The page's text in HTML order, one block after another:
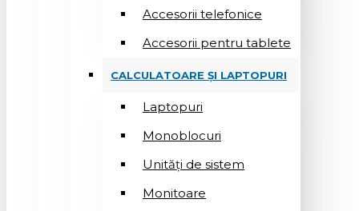
Accesorii telefonice
Accesorii pentru tablete
CALCULATOARE ȘI LAPTOPURI
Laptopuri
Monoblocuri
Unități de sistem
Monitoare